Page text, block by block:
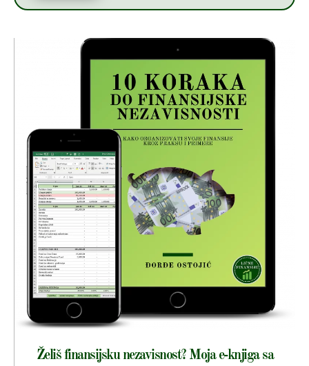
Želiš finansijsku nezavisnost? Moja e-knjiga sa